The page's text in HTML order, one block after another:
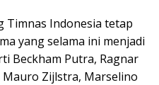
Timnas Indonesia tetap
yang selama ini menjadi
Beckham Putra, Ragnar
Mauro Zijlstra, Marselino